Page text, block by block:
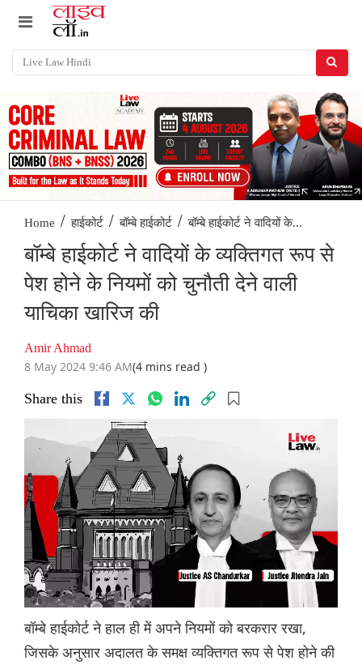
Home / हाईकोर्ट / बॉम्बे हाईकोर्ट / बॉम्बे हाईकोर्ट ने वादियों के...
बॉम्बे हाईकोर्ट ने वादियों के व्यक्तिगत रूप से
पेश होने के नियमों को चुनौती देने वाली
याचिका खारिज की
Amir Ahmad
8 May 2024 9:46 AM(4 mins read )
Share this
बॉम्बे हाईकोर्ट ने हाल ही में अपने नियमों को बरकरार रखा,
जिसके अनुसार अदालत के समक्ष व्यक्तिगत रूप से पेश होने की